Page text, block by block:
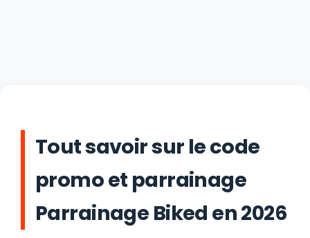
Tout savoir sur le code
promo et parrainage
Parrainage Biked en 2026